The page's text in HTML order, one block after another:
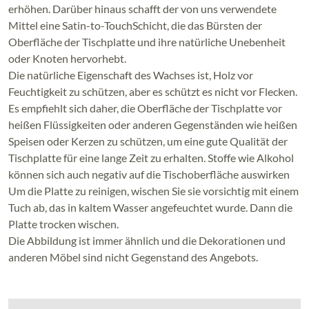
erhöhen. Darüber hinaus schafft der von uns verwendete
Mittel eine Satin-to-TouchSchicht, die das Bürsten der
Oberfläche der Tischplatte und ihre natürliche Unebenheit
oder Knoten hervorhebt.
Die natürliche Eigenschaft des Wachses ist, Holz vor
Feuchtigkeit zu schützen, aber es schützt es nicht vor Flecken.
Es empfiehlt sich daher, die Oberfläche der Tischplatte vor
heißen Flüssigkeiten oder anderen Gegenständen wie heißen
Speisen oder Kerzen zu schützen, um eine gute Qualität der
Tischplatte für eine lange Zeit zu erhalten. Stoffe wie Alkohol
können sich auch negativ auf die Tischoberfläche auswirken
Um die Platte zu reinigen, wischen Sie sie vorsichtig mit einem
Tuch ab, das in kaltem Wasser angefeuchtet wurde. Dann die
Platte trocken wischen.
Die Abbildung ist immer ähnlich und die Dekorationen und
anderen Möbel sind nicht Gegenstand des Angebots.